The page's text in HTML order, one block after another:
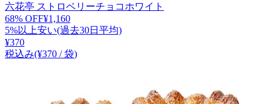
六花亭 ストロベリーチョコホワイト
68% OFF¥1,160
5%以上安い(過去30日平均)
¥370
税込み(¥370 / 袋)